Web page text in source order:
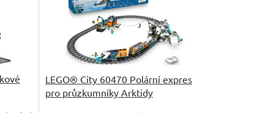
LEGO® City 60470 Polární expres
pro průzkumníky Arktidy